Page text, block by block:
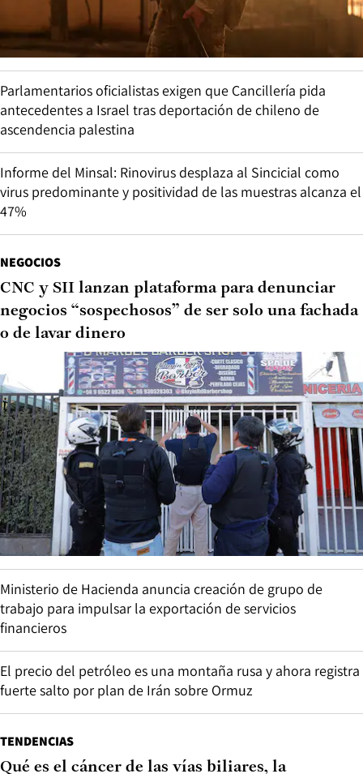
Parlamentarios oficialistas exigen que Cancillería pida
antecedentes a Israel tras deportación de chileno de
ascendencia palestina
Informe del Minsal: Rinovirus desplaza al Sincicial como
virus predominante y positividad de las muestras alcanza el
47%
NEGOCIOS
CNC y SII lanzan plataforma para denunciar
negocios “sospechosos” de ser solo una fachada
o de lavar dinero
Ministerio de Hacienda anuncia creación de grupo de
trabajo para impulsar la exportación de servicios
financieros
El precio del petróleo es una montaña rusa y ahora registra
fuerte salto por plan de Irán sobre Ormuz
TENDENCIAS
Qué es el cáncer de las vías biliares, la